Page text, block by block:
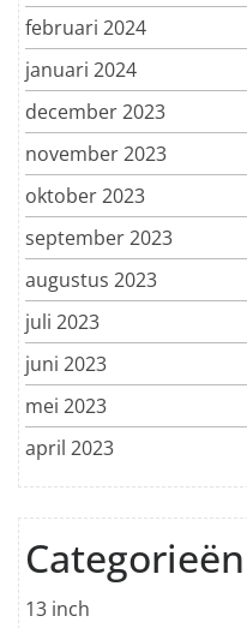
februari 2024
januari 2024
december 2023
november 2023
oktober 2023
september 2023
augustus 2023
juli 2023
juni 2023
mei 2023
april 2023
Categorieën
13 inch